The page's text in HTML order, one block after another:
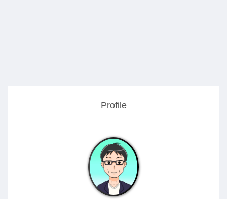
Profile